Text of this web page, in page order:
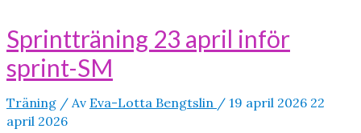
Sprintträning 23 april inför
sprint-SM
Träning / Av Eva-Lotta Bengtslin / 19 april 2026 22
april 2026